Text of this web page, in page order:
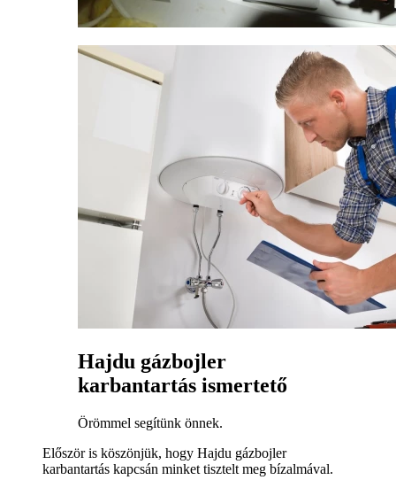
Hajdu gázbojler
karbantartás ismertető
Örömmel segítünk önnek.
Először is köszönjük, hogy Hajdu gázbojler
karbantartás kapcsán minket tisztelt meg bízalmával.